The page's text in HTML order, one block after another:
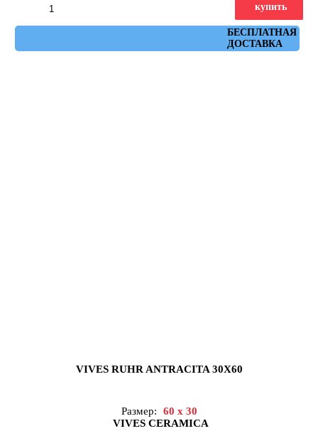
БЕСПЛАТНАЯ
ДОСТАВКА
купить
VIVES RUHR ANTRACITA 30X60
Размер:
60 x 30
VIVES CERAMICA